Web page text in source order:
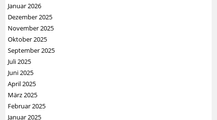
Januar 2026
Dezember 2025
November 2025
Oktober 2025
September 2025
Juli 2025
Juni 2025
April 2025
März 2025
Februar 2025
Januar 2025